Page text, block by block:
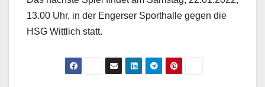
13.00 Uhr, in der Engerser Sporthalle gegen die
HSG Wittlich statt.